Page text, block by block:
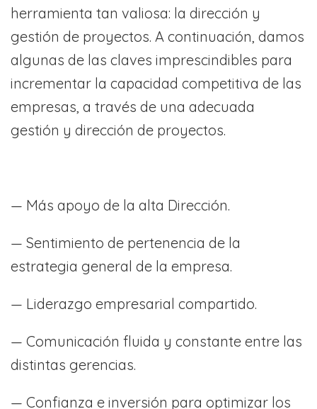
herramienta tan valiosa: la dirección y
gestión de proyectos. A continuación, damos
algunas de las claves imprescindibles para
incrementar la capacidad competitiva de las
empresas, a través de una adecuada
gestión y dirección de proyectos.
— Más apoyo de la alta Dirección.
— Sentimiento de pertenencia de la
estrategia general de la empresa.
— Liderazgo empresarial compartido.
— Comunicación fluida y constante entre las
distintas gerencias.
— Confianza e inversión para optimizar los